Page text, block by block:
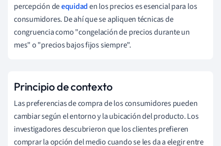
percepción deequidaden los precios es esencial para los
consumidores. De ahí que se apliquen técnicas de
congruencia como "congelación de precios durante un
mes" o "precios bajos fijos siempre".
Principio de contexto
Las preferencias de compra de los consumidores pueden
cambiar según el entorno y la ubicación del producto. Los
investigadores descubrieron que los clientes prefieren
comprar la opción del medio cuando se les da a elegir entre